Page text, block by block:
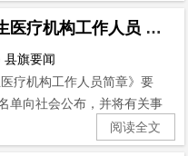
单县2024年公开招聘基层卫生医疗机构工作人员 简章
县旗要闻
疗机构工作人员简章》要
单向社会公布，并将有关事
阅读全文